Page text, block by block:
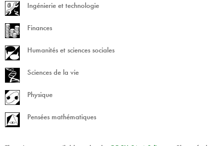
Ingénierie et technologie
Finances
Humanités et sciences sociales
Sciences de la vie
Physique
Pensées mathématiques